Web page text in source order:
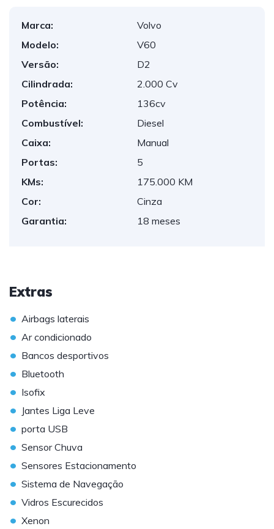
Marca:
Volvo
Modelo:
V60
Versão:
D2
Cilindrada:
2.000 Cv
Potência:
136cv
Combustível:
Diesel
Caixa:
Manual
Portas:
5
KMs:
175.000 KM
Cor:
Cinza
Garantia:
18 meses
Extras
• Airbags laterais
• Ar condicionado
• Bancos desportivos
• Bluetooth
• Isofix
• Jantes Liga Leve
• porta USB
• Sensor Chuva
• Sensores Estacionamento
• Sistema de Navegação
• Vidros Escurecidos
• Xenon